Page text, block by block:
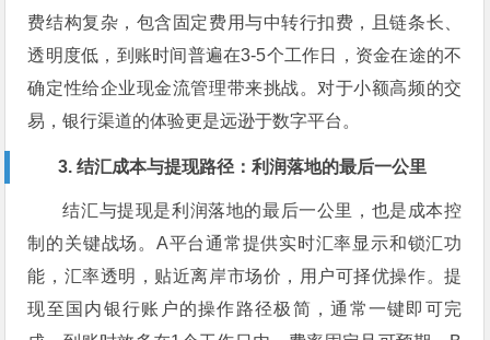
费结构复杂，包含固定费用与中转行扣费，且链条长、
透明度低，到账时间普遍在3-5个工作日，资金在途的不
确定性给企业现金流管理带来挑战。对于小额高频的交
易，银行渠道的体验更是远逊于数字平台。
3. 结汇成本与提现路径：利润落地的最后一公里
结汇与提现是利润落地的最后一公里，也是成本控
制的关键战场。A平台通常提供实时汇率显示和锁汇功
能，汇率透明，贴近离岸市场价，用户可择优操作。提
现至国内银行账户的操作路径极简，通常一键即可完